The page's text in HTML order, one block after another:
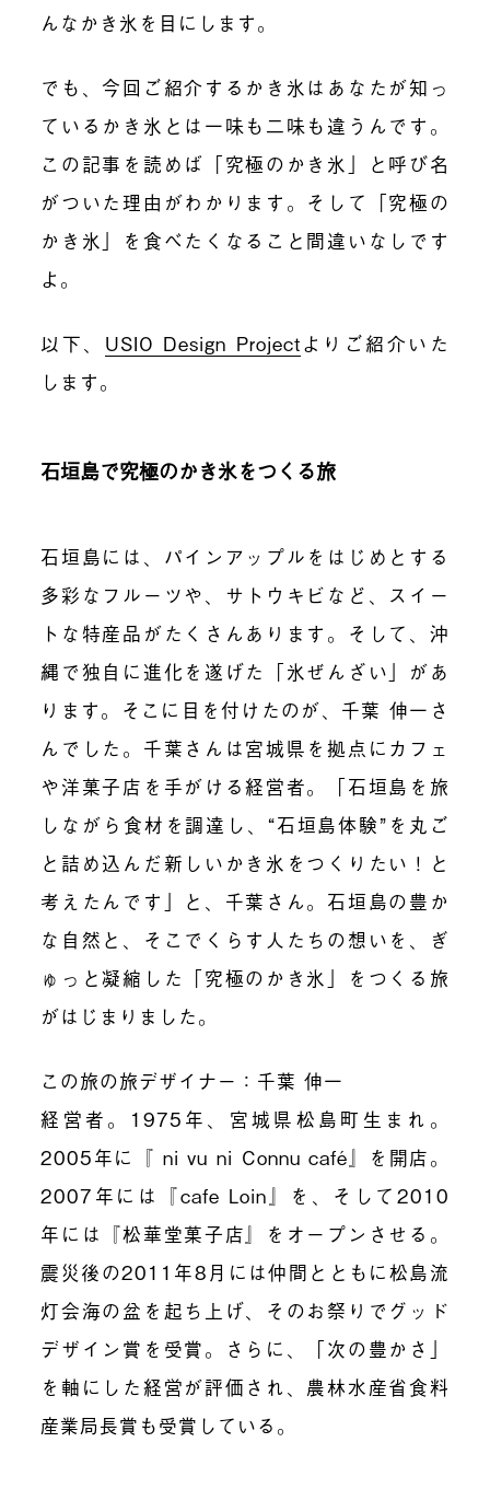
んなかき氷を目にします。
でも、今回ご紹介するかき氷はあなたが知っ
ているかき氷とは一味も二味も違うんです。
この記事を読めば「究極のかき氷」と呼び名
がついた理由がわかります。そして「究極の
かき氷」を食べたくなること間違いなしです
よ。
以下、 USIO Design Projectよりご紹介いた
します。
石垣島で究極のかき氷をつくる旅
石垣島には、パインアップルをはじめとする
多彩なフルーツや、サトウキビなど、スイー
トな特産品がたくさんあります。そして、沖
縄で独自に進化を遂げた「氷ぜんざい」があ
ります。そこに目を付けたのが、千葉 伸一さ
んでした。千葉さんは宮城県を拠点にカフェ
や洋菓子店を手がける経営者。「石垣島を旅
しながら食材を調達し、“石垣島体験”を丸ご
と詰め込んだ新しいかき氷をつくりたい！と
考えたんです」と、千葉さん。石垣島の豊か
な自然と、そこでくらす人たちの想いを、ぎ
ゅっと凝縮した「究極のかき氷」をつくる旅
がはじまりました。
この旅の旅デザイナー：千葉 伸一
経営者。1975年、宮城県松島町生まれ。
2005年に『 ni vu ni Connu café』を開店。
2007年には『cafe Loin』を、そして2010
年には『松華堂菓子店』をオープンさせる。
震災後の2011年8月には仲間とともに松島流
灯会海の盆を起ち上げ、そのお祭りでグッド
デザイン賞を受賞。さらに、「次の豊かさ」
を軸にした経営が評価され、農林水産省食料
産業局長賞も受賞している。